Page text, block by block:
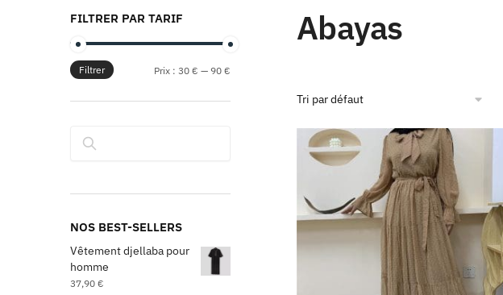
Abayas
FILTRER PAR TARIF
Filtrer Prix : 30 € — 90 €
NOS BEST-SELLERS
Vêtement djellaba pour
homme
37,90 €